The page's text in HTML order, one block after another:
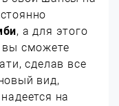
, а для этого
вы сможете
сделав все
вид,
на